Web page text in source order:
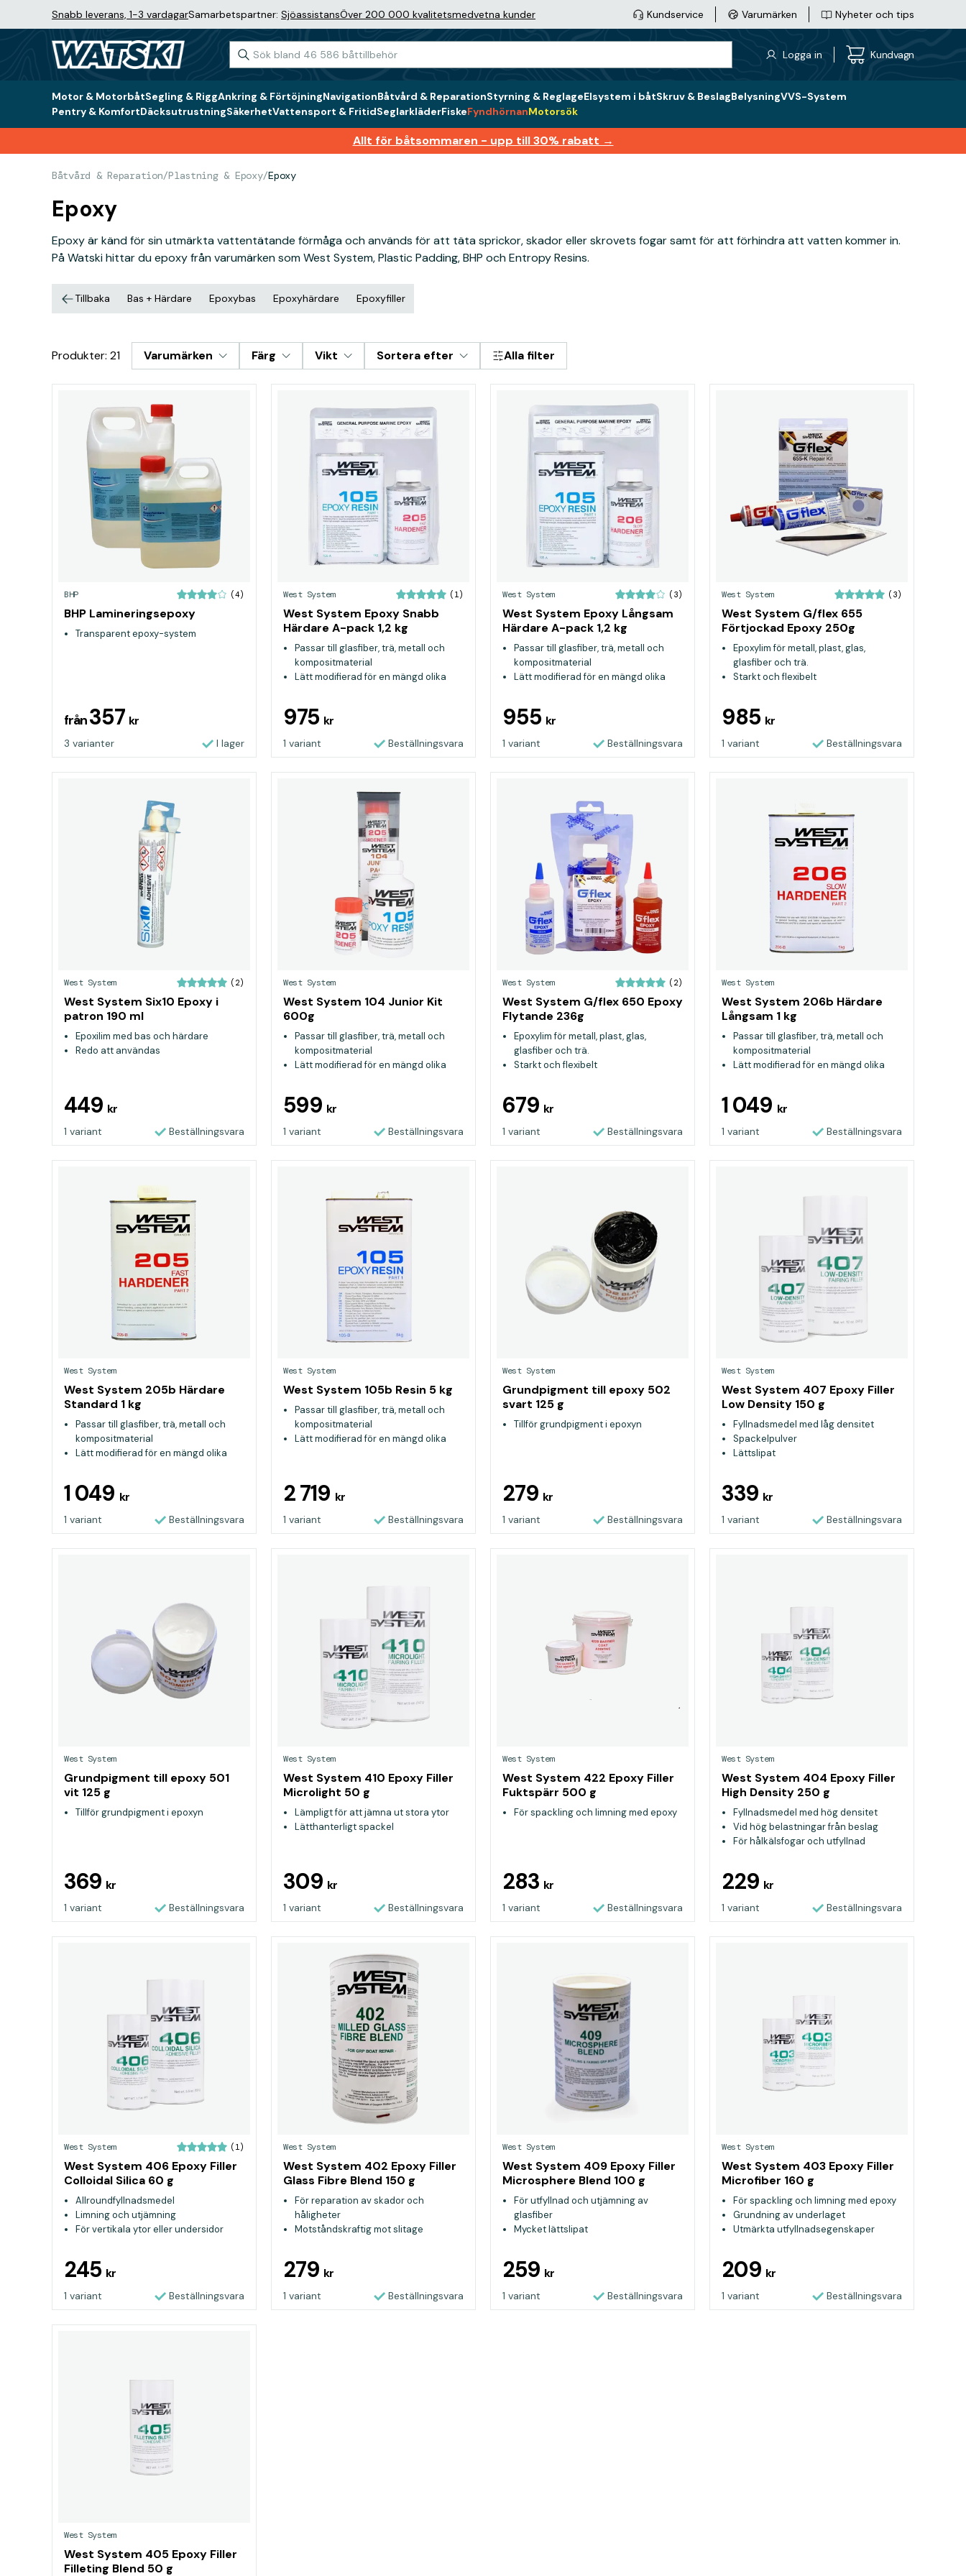
Snabb leverans, 1-3 vardagarSamarbetspartner: SjöassistansÖver 200 000 kvalitetsmedvetna kunder Kundservice Varumärken Nyheter och tips
Logga in Kundvagn
Motor & MotorbåtSegling & RiggAnkring & FörtöjningNavigationBåtvård & ReparationStyrning & ReglageElsystem i båtSkruv & BeslagBelysningVVS-System
Pentry & KomfortDäcksutrustningSäkerhetVattensport & FritidSeglarkläderFiskeFyndhörnanMotorsök
Allt för båtsommaren - upp till 30% rabatt →
Båtvård & Reparation/Plastning & Epoxy/Epoxy
Epoxy
Epoxy är känd för sin utmärkta vattentätande förmåga och används för att täta sprickor, skador eller skrovets fogar samt för att förhindra att vatten kommer in.
På Watski hittar du epoxy från varumärken som West System, Plastic Padding, BHP och Entropy Resins.
Tillbaka Bas + Härdare Epoxybas Epoxyhärdare Epoxyfiller
Produkter: 21 Varumärken Färg Vikt Sortera efter Alla filter
BHP (4)
BHP Lamineringsepoxy
Transparent epoxy-system
från357 kr
3 varianter I lager
West System (1)
West System Epoxy Snabb
Härdare A-pack 1,2 kg
Passar till glasfiber, trä, metall och
kompositmaterial
Lätt modifierad för en mängd olika
reparation i marina miljöer
975 kr
1 variant Beställningsvara
West System (3)
West System Epoxy Långsam
Härdare A-pack 1,2 kg
Passar till glasfiber, trä, metall och
kompositmaterial
Lätt modifierad för en mängd olika
reparation i marina miljöer
955 kr
1 variant Beställningsvara
West System (3)
West System G/flex 655
Förtjockad Epoxy 250g
Epoxylim för metall, plast, glas,
glasfiber och trä.
Starkt och flexibelt
985 kr
1 variant Beställningsvara
West System (2)
West System Six10 Epoxy i
patron 190 ml
Epoxilim med bas och härdare
Redo att användas
449 kr
1 variant Beställningsvara
West System
West System 104 Junior Kit
600g
Passar till glasfiber, trä, metall och
kompositmaterial
Lätt modifierad för en mängd olika
reparation i marina miljöer
599 kr
1 variant Beställningsvara
West System (2)
West System G/flex 650 Epoxy
Flytande 236g
Epoxylim för metall, plast, glas,
glasfiber och trä.
Starkt och flexibelt
679 kr
1 variant Beställningsvara
West System
West System 206b Härdare
Långsam 1 kg
Passar till glasfiber, trä, metall och
kompositmaterial
Lätt modifierad för en mängd olika
reparation i marina miljöer
1 049 kr
1 variant Beställningsvara
West System
West System 205b Härdare
Standard 1 kg
Passar till glasfiber, trä, metall och
kompositmaterial
Lätt modifierad för en mängd olika
reparation i marina miljöer
1 049 kr
1 variant Beställningsvara
West System
West System 105b Resin 5 kg
Passar till glasfiber, trä, metall och
kompositmaterial
Lätt modifierad för en mängd olika
2 719 kr
1 variant Beställningsvara
West System
Grundpigment till epoxy 502
svart 125 g
Tillför grundpigment i epoxyn
279 kr
1 variant Beställningsvara
West System
West System 407 Epoxy Filler
Low Density 150 g
Fyllnadsmedel med låg densitet
Spackelpulver
Lättslipat
339 kr
1 variant Beställningsvara
West System
Grundpigment till epoxy 501
vit 125 g
Tillför grundpigment i epoxyn
369 kr
1 variant Beställningsvara
West System
West System 410 Epoxy Filler
Microlight 50 g
Lämpligt för att jämna ut stora ytor
Lätthanterligt spackel
309 kr
1 variant Beställningsvara
West System
West System 422 Epoxy Filler
Fuktspärr 500 g
För spackling och limning med epoxy
283 kr
1 variant Beställningsvara
West System
West System 404 Epoxy Filler
High Density 250 g
Fyllnadsmedel med hög densitet
Vid hög belastningar från beslag
För hålkälsfogar och utfyllnad
229 kr
1 variant Beställningsvara
West System (1)
West System 406 Epoxy Filler
Colloidal Silica 60 g
Allroundfyllnadsmedel
Limning och utjämning
För vertikala ytor eller undersidor
245 kr
1 variant Beställningsvara
West System
West System 402 Epoxy Filler
Glass Fibre Blend 150 g
För reparation av skador och
håligheter
Motståndskraftig mot slitage
279 kr
1 variant Beställningsvara
West System
West System 409 Epoxy Filler
Microsphere Blend 100 g
För utfyllnad och utjämning av
glasfiber
Mycket lättslipat
259 kr
1 variant Beställningsvara
West System
West System 403 Epoxy Filler
Microfiber 160 g
För spackling och limning med epoxy
Grundning av underlaget
Utmärkta utfyllnadsegenskaper
209 kr
1 variant Beställningsvara
West System
West System 405 Epoxy Filler
Filleting Blend 50 g